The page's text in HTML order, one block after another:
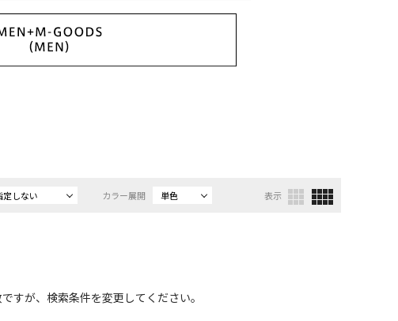
定しない カラー展開 単色 表示
すが、検索条件を変更してください。